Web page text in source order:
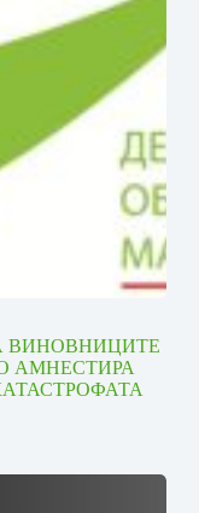
ВИНОВНИЦИТЕ
АМНЕСТИРА